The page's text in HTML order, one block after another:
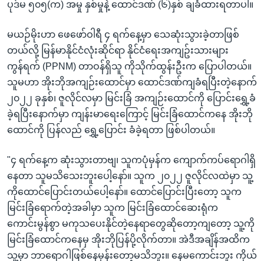
ပုဒ်မ ၅၀၅(က) အမှု နှစ်မှုနဲ့ ထောင်ဒဏ် (၆)နှစ် ချခံထားရတာပါ။
မယဉ်မိုးဟာ ဖေဖော်ဝါရီ ၄ ရက်နေ့မှာ သေဆုံးသွားခဲ့တာဖြစ်
တယ်လို့ မြန်မာနိုင်ငံလုံးဆိုင်ရာ နိုင်ငံရေးအကျဥ်းသားများ
ကွန်ရက် (PPNM) တာဝန်ရှိသူ ကိုသိုက်ထွန်းဦးက ပြောပါတယ်။
သူမဟာ အိုးဘိုအကျဉ်းထောင်မှာ ထောင်ဒဏ်ကျခံရပြီးတဲ့နောက်
၂၀၂၂ ခုနှစ်၊ ဇူလိုင်လမှာ မြင်းခြံ အကျဉ်းထောင်ကို ပြောင်းရွှေ့ခံ
ခဲ့ရပြီးနောက်မှာ ကျန်းမာရေးကြောင့် မြင်းခြံထောင်ကနေ အိုးဘို
ထောင်ကို ပြန်လည် ရွှေ့ပြောင်း ခံခဲ့ရတာ ဖြစ်ပါတယ်။
"၄ ရက်နေ့က ဆုံးသွားတာဗျ၊ သူကပုံမှန်က ကျောက်ကပ်ရောဂါရှိ
နေတာ သူမသိသေးဘူးပေါ့နော်။ သူက ၂၀၂၂ ဇူလိုင်လထဲမှာ သူ့
ကိုထောင်ပြောင်းတယ်ပေါ့နော်။ ထောင်ပြောင်းပြီးတော့ သူက
မြင်းခြံရောက်တဲ့အခါမှာ သူက မြင်းခြံထောင်ဆေးရုံက
ကောင်းမွန်စွာ မကုသပေးနိုင်တဲ့နေရာတွေဆိုတော့ကျတော့ သူ့ကို
မြင်းခြံထောင်ကနေမှ အိုးဘိုပြန်ပို့လိုက်တာ။ အဲဒီအချိန်အထိက
သူ့မှာ ဘာရောဂါဖြစ်နေမှန်းတော့မသိဘူး။ နေမကောင်းဘူး ကိုယ်